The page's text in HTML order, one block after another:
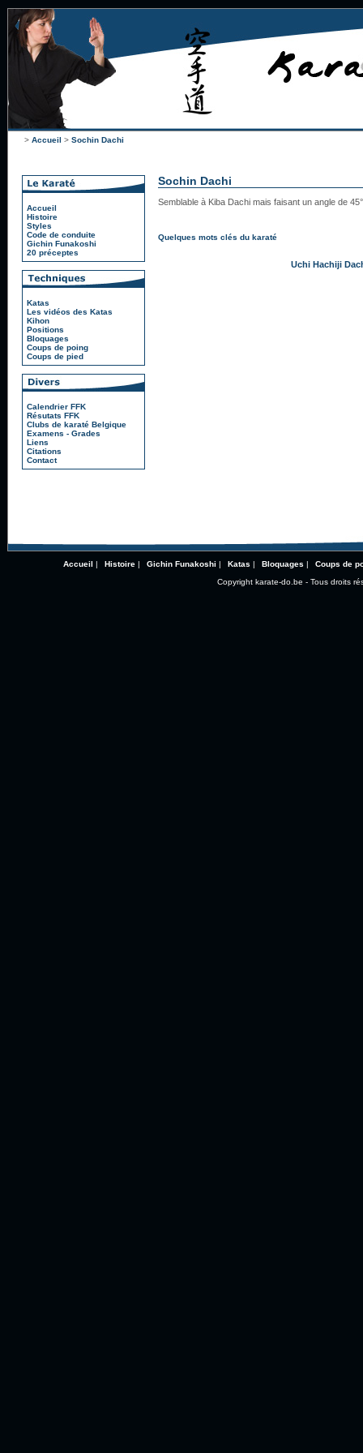
> Accueil > Sochin Dachi
Accueil
Histoire
Styles
Code de conduite
Gichin Funakoshi
20 préceptes
Katas
Les vidéos des Katas
Kihon
Positions
Bloquages
Coups de poing
Coups de pied
Calendrier FFK
Résutats FFK
Clubs de karaté Belgique
Examens - Grades
Liens
Citations
Contact
Sochin Dachi
Semblable à Kiba Dachi mais faisant un angle de
Quelques mots clés du karaté
Uchi Hachiji
Accueil | Histoire| Gichin Funakoshi | Katas | Bloquages |
Coups de
Copyright karate-do.be - Tous droits